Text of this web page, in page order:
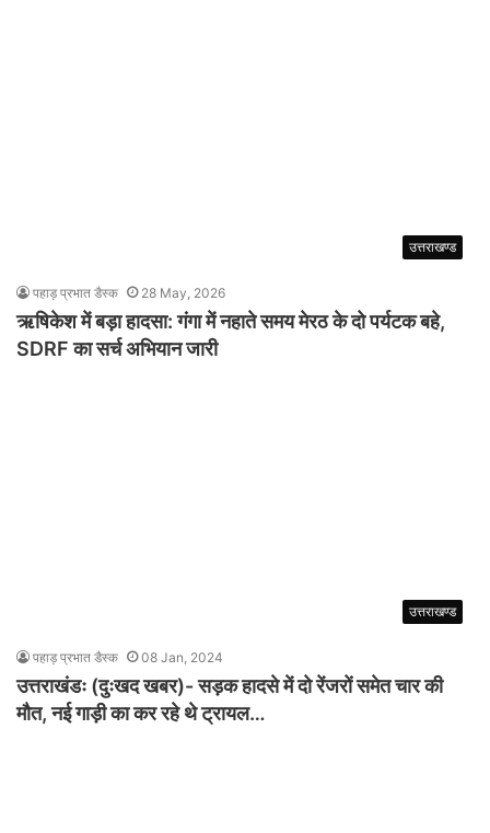
उत्तराखण्ड
पहाड़ प्रभात डैस्क 28 May, 2026
ऋषिकेश में बड़ा हादसा: गंगा में नहाते समय मेरठ के दो पर्यटक बहे,
SDRF का सर्च अभियान जारी
उत्तराखण्ड
पहाड़ प्रभात डैस्क 08 Jan, 2024
उत्तराखंडः (दुःखद खबर)- सड़क हादसे में दो रेंजरों समेत चार की
मौत, नई गाड़ी का कर रहे थे ट्रायल…